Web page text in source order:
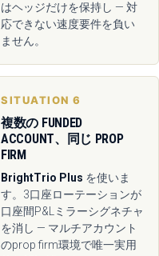
はヘッジだけを保持し — 対
応できない速度要件を負い
ません。
SITUATION 6
複数の FUNDED
ACCOUNT、同じ PROP
FIRM
BrightTrio Plus を使いま
す。3口座ローテーションが
口座間P&Lミラーシグネチャ
を消し — マルチアカウント
のprop firm環境で唯一実用